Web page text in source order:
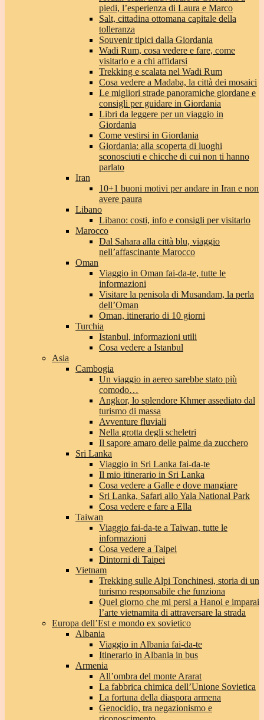
piedi, l’esperienza di Laura e Marco
Salt, cittadina ottomana capitale della
tolleranza
Souvenir tipici dalla Giordania
Wadi Rum, cosa vedere e fare, come
visitarlo e a chi affidarsi
Trekking e scalata nel Wadi Rum
Cosa vedere a Madaba, la città dei mosaici
Le migliori strade panoramiche giordane e
consigli per guidare in Giordania
Libri da leggere per un viaggio in
Giordania
Come vestirsi in Giordania
Giordania: alla scoperta di luoghi
sconosciuti e chicche di cui non ti hanno
parlato
Iran
10+1 buoni motivi per andare in Iran e non
avere paura
Libano
Libano: costi, info e consigli per visitarlo
Marocco
Dal Sahara alla città blu, viaggio
nell’affascinante Marocco
Oman
Viaggio in Oman fai-da-te, tutte le
informazioni
Visitare la penisola di Musandam, la perla
dell’Oman
Oman, itinerario di 10 giorni
Turchia
Istanbul, informazioni utili
Cosa vedere a Istanbul
Asia
Cambogia
Un viaggio in aereo sarebbe stato più
comodo…
Angkor, lo splendore Khmer assediato dal
turismo di massa
Avventure fluviali
Nella grotta degli scheletri
Il sapore amaro delle palme da zucchero
Sri Lanka
Viaggio in Sri Lanka fai-da-te
Il mio itinerario in Sri Lanka
Cosa vedere a Galle e dove mangiare
Sri Lanka, Safari allo Yala National Park
Cosa vedere e fare a Ella
Taiwan
Viaggio fai-da-te a Taiwan, tutte le
informazioni
Cosa vedere a Taipei
Dintorni di Taipei
Vietnam
Trekking sulle Alpi Tonchinesi, storia di un
turismo responsabile che funziona
Quel giorno che mi persi a Hanoi e imparai
l’arte vietnamita di attraversare la strada
Europa dell’Est e mondo ex sovietico
Albania
Viaggio in Albania fai-da-te
Itinerario in Albania in bus
Armenia
All’ombra del monte Ararat
La fabbrica chimica dell’Unione Sovietica
La fortuna della diaspora armena
Genocidio, tra negazionismo e